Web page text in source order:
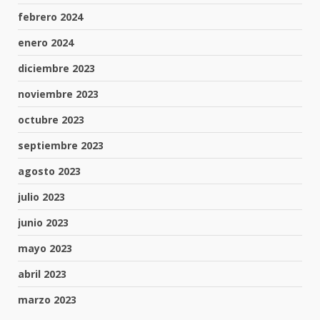
febrero 2024
enero 2024
diciembre 2023
noviembre 2023
octubre 2023
septiembre 2023
agosto 2023
julio 2023
junio 2023
mayo 2023
abril 2023
marzo 2023